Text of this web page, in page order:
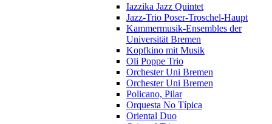
Iazzika Jazz Quintet
Jazz-Trio Poser-Troschel-Haupt
Kammermusik-Ensembles der
Universität Bremen
Kopfkino mit Musik
Oli Poppe Trio
Orchester Uni Bremen
Orchester Uni Bremen
Policano, Pilar
Orquesta No Típica
Oriental Duo